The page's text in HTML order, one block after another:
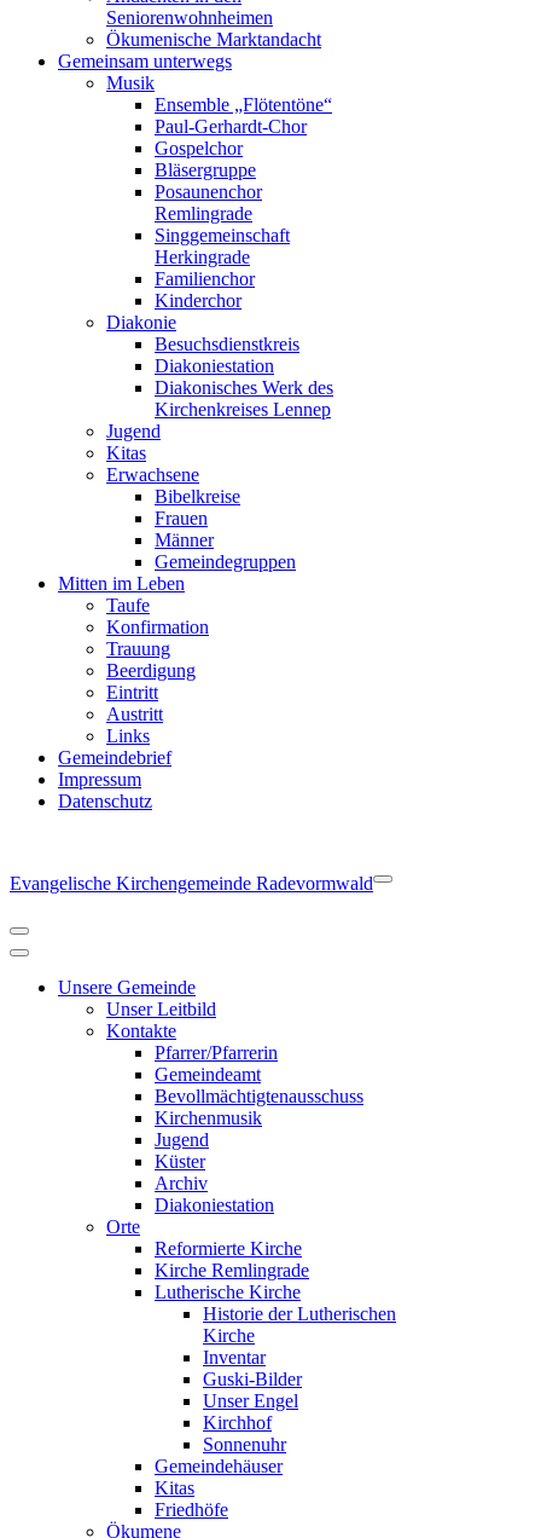
Seniorenwohnheimen
Ökumenische Marktandacht
Gemeinsam unterwegs
Musik
Ensemble „Flötentöne“
Paul-Gerhardt-Chor
Gospelchor
Bläsergruppe
Posaunenchor
Remlingrade
Singgemeinschaft
Herkingrade
Familienchor
Kinderchor
Diakonie
Besuchsdienstkreis
Diakoniestation
Diakonisches Werk des
Kirchenkreises Lennep
Jugend
Kitas
Erwachsene
Bibelkreise
Frauen
Männer
Gemeindegruppen
Mitten im Leben
Taufe
Konfirmation
Trauung
Beerdigung
Eintritt
Austritt
Links
Gemeindebrief
Impressum
Datenschutz
Evangelische Kirchengemeinde Radevormwald Navigationsmenü
Navigationsmenü
Unsere Gemeinde
Unser Leitbild
Kontakte
Pfarrer/Pfarrerin
Gemeindeamt
Bevollmächtigtenausschuss
Kirchenmusik
Jugend
Küster
Archiv
Diakoniestation
Orte
Reformierte Kirche
Kirche Remlingrade
Lutherische Kirche
Historie der Lutherischen
Kirche
Inventar
Guski-Bilder
Unser Engel
Kirchhof
Sonnenuhr
Gemeindehäuser
Kitas
Friedhöfe
Ökumene